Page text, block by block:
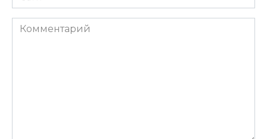
Комментарий